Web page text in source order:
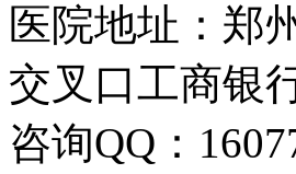
医院地址：郑
交叉口工商银
咨询QQ：